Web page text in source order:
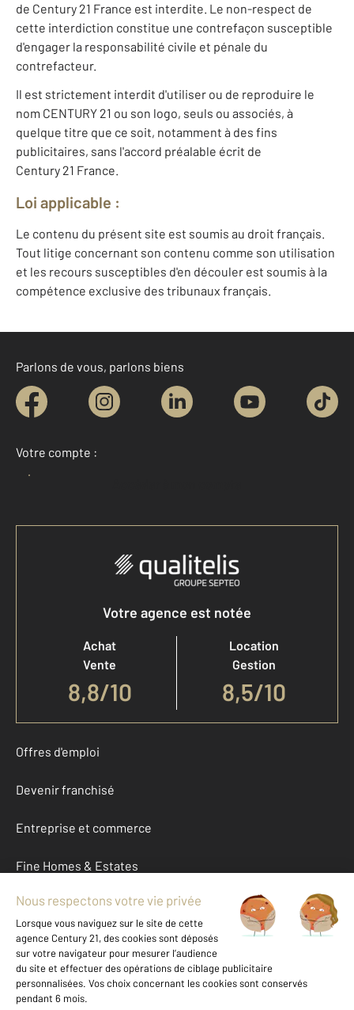
de Century 21 France est interdite. Le non-respect de
cette interdiction constitue une contrefaçon susceptible
d'engager la responsabilité civile et pénale du
contrefacteur.
Il est strictement interdit d'utiliser ou de reproduire le
nom CENTURY 21 ou son logo, seuls ou associés, à
quelque titre que ce soit, notamment à des fins
publicitaires, sans l'accord préalable écrit de
Century 21 France.
Loi applicable :
Le contenu du présent site est soumis au droit français.
Tout litige concernant son contenu comme son utilisation
et les recours susceptibles d'en découler est soumis à la
compétence exclusive des tribunaux français.
Parlons de vous, parlons biens
Votre compte :
Votre agence est notée
Achat
Vente
8,8/10
Location
Gestion
8,5/10
Offres d'emploi
Devenir franchisé
Entreprise et commerce
Fine Homes & Estates
À propos
International
Nous contacter